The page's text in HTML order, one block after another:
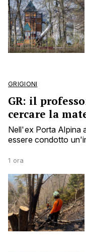
GRIGIONI
GR: il
cercare la
Nell'ex Porta Alpina
essere condotto
1 ora